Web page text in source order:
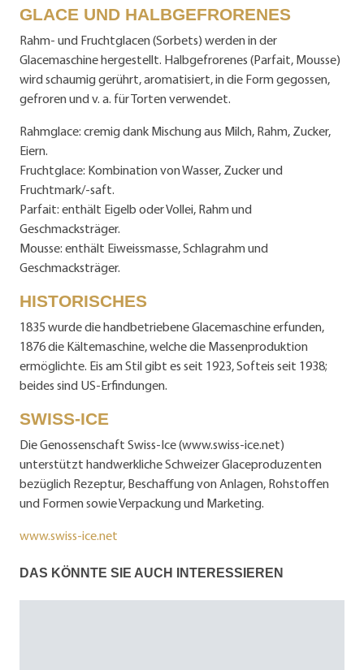
GLACE UND HALBGEFRORENES
Rahm- und Fruchtglacen (Sorbets) werden in der
Glacemaschine hergestellt. Halbgefrorenes (Parfait, Mousse)
wird schaumig gerührt, aromatisiert, in die Form gegossen,
gefroren und v. a. für Torten verwendet.
Rahmglace: cremig dank Mischung aus Milch, Rahm, Zucker,
Eiern.
Fruchtglace: Kombination von Wasser, Zucker und
Fruchtmark/-saft.
Parfait: enthält Eigelb oder Vollei, Rahm und
Geschmacksträger.
Mousse: enthält Eiweissmasse, Schlagrahm und
Geschmacksträger.
HISTORISCHES
1835 wurde die handbetriebene Glacemaschine erfunden,
1876 die Kältemaschine, welche die Massenproduktion
ermöglichte. Eis am Stil gibt es seit 1923, Softeis seit 1938;
beides sind US-Erfindungen.
SWISS-ICE
Die Genossenschaft Swiss-Ice (www.swiss-ice.net)
unterstützt handwerkliche Schweizer Glaceproduzenten
bezüglich Rezeptur, Beschaffung von Anlagen, Rohstoffen
und Formen sowie Verpackung und Marketing.
www.swiss-ice.net
DAS KÖNNTE SIE AUCH INTERESSIEREN